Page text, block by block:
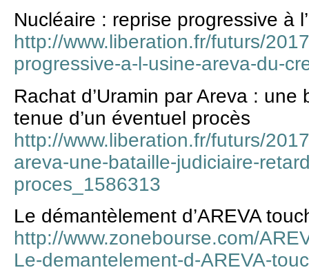
Nucléaire : reprise progressive à
http://www.liberation.fr/futurs/
progressive-a-l-usine-areva-du-
Rachat d’Uramin par Areva :
tenue d’un éventuel procès
http://www.liberation.fr/futurs/
areva-une-bataille-judiciaire-
proces_1586313
Le démantèlement d’AREVA
http://www.zonebourse.com/
Le-demantelement-d-AREVA-